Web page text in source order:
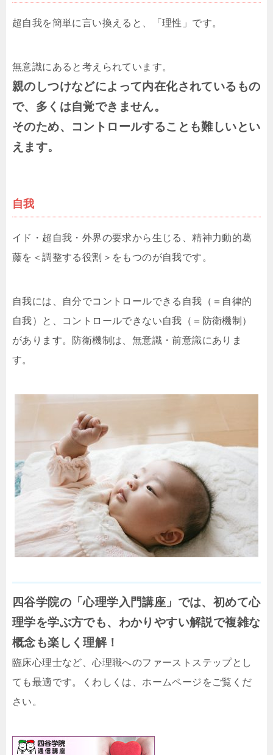
超自我を簡単に言い換えると、「理性」です。
無意識にあると考えられています。
親のしつけなどによって内在化されているもの
で、多くは自覚できません。
そのため、コントロールすることも難しいとい
えます。
自我
イド・超自我・外界の要求から生じる、精神力動的葛
藤を＜調整する役割＞をもつのが自我です。
自我には、自分でコントロールできる自我（＝自律的
自我）と、コントロールできない自我（＝防衛機制）
があります。防衛機制は、無意識・前意識にありま
す。
四谷学院の「心理学入門講座」では、初めて心
理学を学ぶ方でも、わかりやすい解説で複雑な
概念も楽しく理解！
臨床心理士など、心理職へのファーストステップとし
ても最適です。くわしくは、ホームページをご覧くだ
さい。